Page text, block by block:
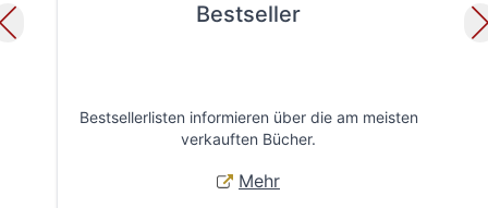
Bestseller
Bestsellerlisten informieren über die am meisten
verkauften Bücher.
Mehr